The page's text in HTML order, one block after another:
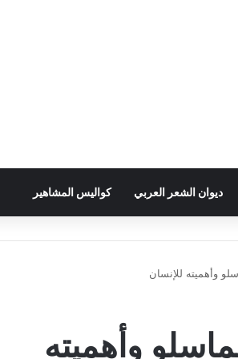
ديوان الشعر العربي كواليس المشاهير
وأهميته للإنسان
وأهميته